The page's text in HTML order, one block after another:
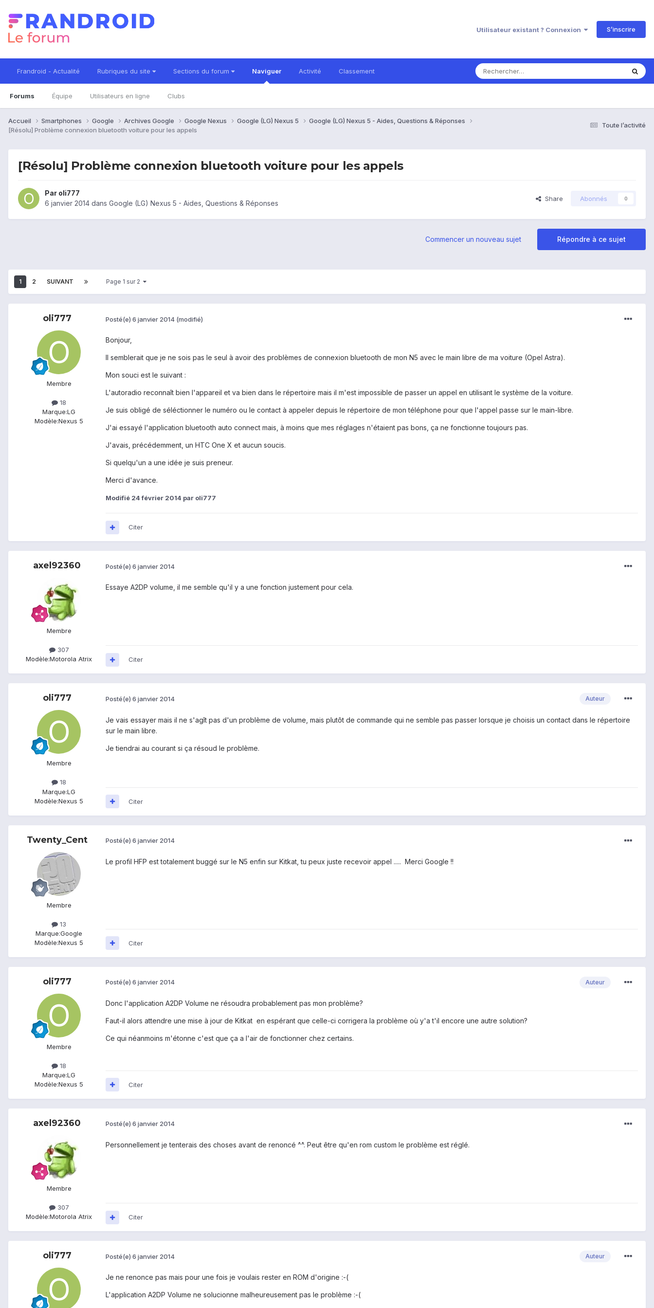
Utilisateur existant ? Connexion S’inscrire
Frandroid - Actualité Rubriques du site Sections du forum Naviguer
Forums Équipe Utilisateurs en ligne Clubs
Activité Classement
Toute l’activité
Accueil Smartphones Google Archives Google Google Nexus Google (LG) Nexus 5
Google (LG) Nexus 5 - Aides, Questions & Réponses
[Résolu] Problème connexion bluetooth voiture pour les appels
[Résolu] Problème connexion bluetooth voiture pour les appels
Par oli777
6 janvier 2014 dans Google (LG) Nexus 5 - Aides, Questions & Réponses
Share Abonnés 0
Répondre à ce sujet
Commencer un nouveau sujet
1 2 SUIVANT Page 1 sur 2
oli777
Membre
18
Marque:LG
Modèle:Nexus 5
Posté(e) 6 janvier 2014 (modifié)
Bonjour,
Il semblerait que je ne sois pas le seul à avoir des problèmes de connexion bluetooth de mon N5 avec le main libre de ma voiture (Opel Astra).
Mon souci est le suivant :
L'autoradio reconnaît bien l'appareil et va bien dans le répertoire mais il m'est impossible de passer un appel en utilisant le système de la voiture.
Je suis obligé de séléctionner le numéro ou le contact à appeler depuis le répertoire de mon téléphone pour que l'appel passe sur le main-libre.
J'ai essayé l'application bluetooth auto connect mais, à moins que mes réglages n'étaient pas bons, ça ne fonctionne toujours pas.
J'avais, précédemment, un HTC One X et aucun soucis.
Si quelqu'un a une idée je suis preneur.
Merci d'avance.
Modifié 24 février 2014 par oli777
Citer
axel92360
Membre
307
Modèle:Motorola Atrix
Posté(e) 6 janvier 2014
Essaye A2DP volume, il me semble qu'il y a une fonction justement pour cela.
Citer
oli777
Membre
18
Marque:LG
Modèle:Nexus 5
Auteur
Posté(e) 6 janvier 2014
Je vais essayer mais il ne s'agît pas d'un problème de volume, mais plutôt de commande qui ne semble pas passer lorsque je choisis un contact dans le répertoire
sur le main libre.
Je tiendrai au courant si ça résoud le problème.
Citer
Twenty_Cent
Membre
13
Marque:Google
Modèle:Nexus 5
Posté(e) 6 janvier 2014
Le profil HFP est totalement buggé sur le N5 enfin sur Kitkat, tu peux juste recevoir appel ..... Merci Google !!
Citer
oli777
Membre
18
Marque:LG
Modèle:Nexus 5
Auteur
Posté(e) 6 janvier 2014
Donc l'application A2DP Volume ne résoudra probablement pas mon problème?
Faut-il alors attendre une mise à jour de Kitkat en espérant que celle-ci corrigera la problème où y'a t'il encore une autre solution?
Ce qui néanmoins m'étonne c'est que ça a l'air de fonctionner chez certains.
Citer
axel92360
Membre
307
Modèle:Motorola Atrix
Posté(e) 6 janvier 2014
Personnellement je tenterais des choses avant de renoncé ^^. Peut être qu'en rom custom le problème est réglé.
Citer
oli777 Auteur
Posté(e) 6 janvier 2014
Je ne renonce pas mais pour une fois je voulais rester en ROM d'origine :-(
L'application A2DP Volume ne solucionne malheureusement pas le problème :-(